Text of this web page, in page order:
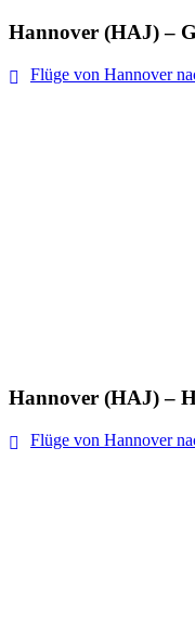
Hannover (HAJ) –
Flüge von Hannover
Hannover (HAJ) –
Flüge von Hannover